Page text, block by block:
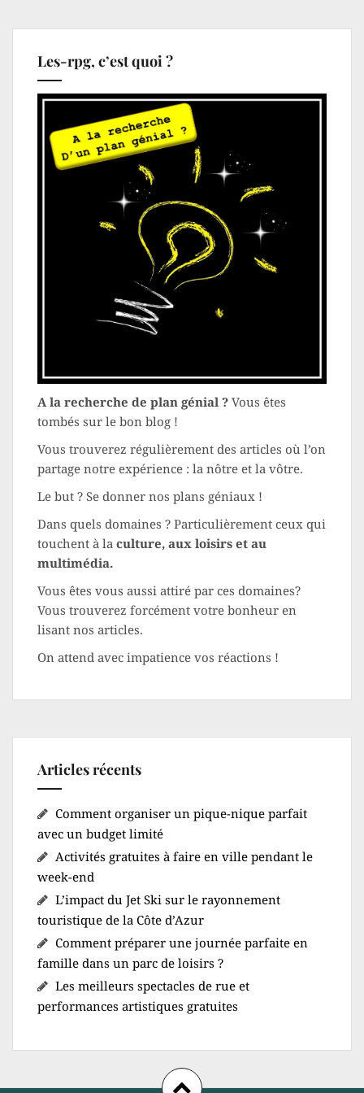
Les-rpg, c’est quoi ?
A la recherche de plan génial ? Vous êtes
tombés sur le bon blog !
Vous trouverez régulièrement des articles où l’on
partage notre expérience : la nôtre et la vôtre.
Le but ? Se donner nos plans géniaux !
Dans quels domaines ? Particulièrement ceux qui
touchent à la culture, aux loisirs et au
multimédia.
Vous êtes vous aussi attiré par ces domaines?
Vous trouverez forcément votre bonheur en
lisant nos articles.
On attend avec impatience vos réactions !
Articles récents
Comment organiser un pique-nique parfait
avec un budget limité
Activités gratuites à faire en ville pendant le
week-end
L’impact du Jet Ski sur le rayonnement
touristique de la Côte d’Azur
Comment préparer une journée parfaite en
famille dans un parc de loisirs ?
Les meilleurs spectacles de rue et
performances artistiques gratuites